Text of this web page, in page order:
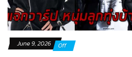
June 9, 2026 Off